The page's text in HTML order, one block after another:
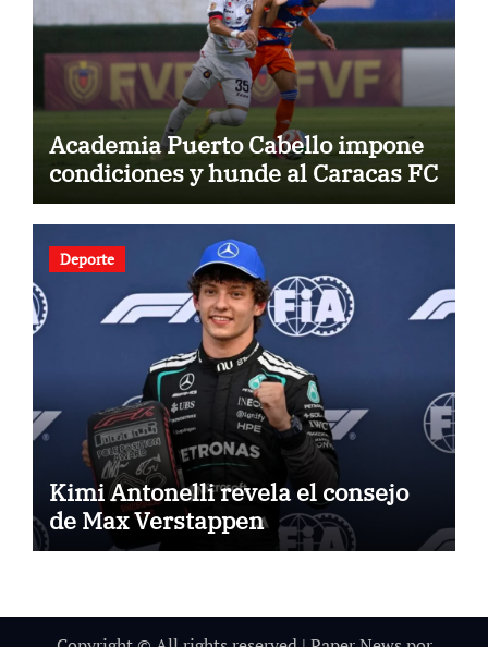
Academia Puerto Cabello impone
condiciones y hunde al Caracas FC
Deporte
Kimi Antonelli revela el consejo
de Max Verstappen